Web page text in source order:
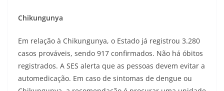
Chikungunya
Em relação à Chikungunya, o Estado já registrou 3.280
casos prováveis, sendo 917 confirmados. Não há óbitos
registrados. A SES alerta que as pessoas devem evitar a
automedicação. Em caso de sintomas de dengue ou